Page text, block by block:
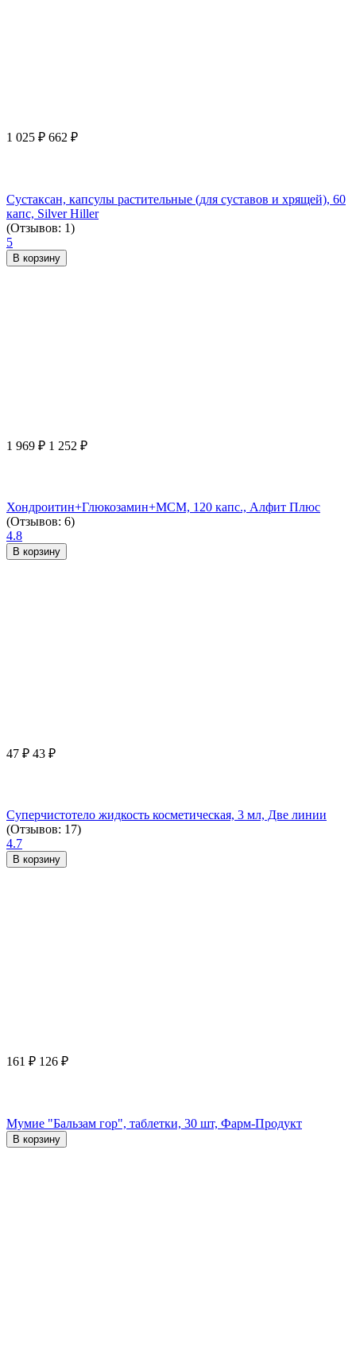
1 025 ₽ 662 ₽
Сустаксан, капсулы растительные (для суставов и хрящей), 60
капс, Silver Hiller
(Отзывов: 1)
5
В корзину
1 969 ₽ 1 252 ₽
Хондроитин+Глюкозамин+МСМ, 120 капс., Алфит Плюс
(Отзывов: 6)
4.8
В корзину
47 ₽ 43 ₽
Суперчистотело жидкость косметическая, 3 мл, Две линии
(Отзывов: 17)
4.7
В корзину
161 ₽ 126 ₽
Мумие "Бальзам гор", таблетки, 30 шт, Фарм-Продукт
В корзину